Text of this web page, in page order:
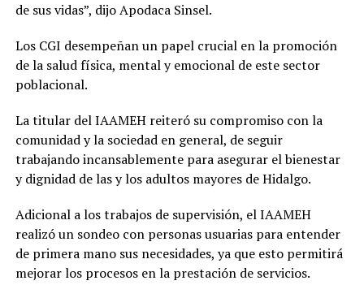
de sus vidas”, dijo Apodaca Sinsel.
Los CGI desempeñan un papel crucial en la promoción
de la salud física, mental y emocional de este sector
poblacional.
La titular del IAAMEH reiteró su compromiso con la
comunidad y la sociedad en general, de seguir
trabajando incansablemente para asegurar el bienestar
y dignidad de las y los adultos mayores de Hidalgo.
Adicional a los trabajos de supervisión, el IAAMEH
realizó un sondeo con personas usuarias para entender
de primera mano sus necesidades, ya que esto permitirá
mejorar los procesos en la prestación de servicios.